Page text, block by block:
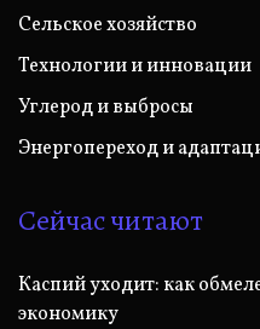
Сельское хозяйство
Технологии и инновации
Углерод и выбросы
Энергопереход и
Сейчас читают
Каспий уходит: как
экономику